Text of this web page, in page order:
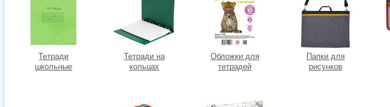
Тетради
школьные
Тетради на
кольцах
Обложки для
тетрадей
Папки для
рисунков